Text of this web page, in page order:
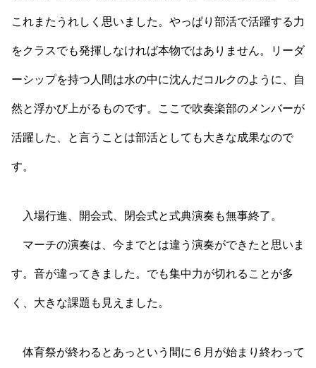
これまたうれしく思いました。やっぱり部活で活躍する力
をクラスでも発揮しなければ本物ではありません。リーダ
ーシップを持つ人間は水の中に沈んだコルクのように、自
然と浮かび上がるものです。ここで吹奏楽部のメンバーが
活躍した、と言うことは部活としても大きな成果なので
す。
入場行進、開会式、閉会式と式典演奏も無事終了。
マーチの演奏は、今までとは違う演奏ができたと思いま
す。音が違ってきました。でも集中力が切れることが多
く、大きな課題も見えました。
体育祭が終わるとあっという間に６月が始まり終わって